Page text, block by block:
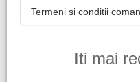
Termeni si conditii
Iti mai